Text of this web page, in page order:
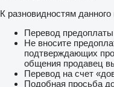
К разновидностям
Перевод предоплаты
Не вносите
подтверждающих
общения продавец
Перевод на счет
Подобная просьба